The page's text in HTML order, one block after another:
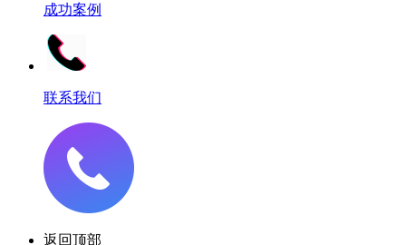
成功案例
联系我们
返回顶部